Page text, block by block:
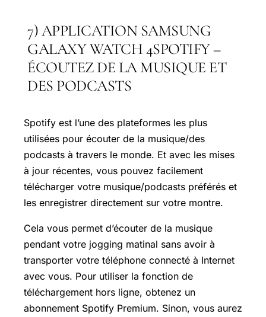
7) APPLICATION SAMSUNG
GALAXY WATCH 4SPOTIFY –
ÉCOUTEZ DE LA MUSIQUE ET
DES PODCASTS
Spotify est l’une des plateformes les plus
utilisées pour écouter de la musique/des
podcasts à travers le monde. Et avec les mises
à jour récentes, vous pouvez facilement
télécharger votre musique/podcasts préférés et
les enregistrer directement sur votre montre.
Cela vous permet d’écouter de la musique
pendant votre jogging matinal sans avoir à
transporter votre téléphone connecté à Internet
avec vous. Pour utiliser la fonction de
téléchargement hors ligne, obtenez un
abonnement Spotify Premium. Sinon, vous aurez